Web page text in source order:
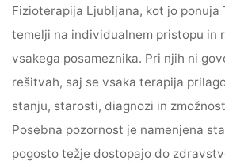
Fizioterapija Ljubljana, kot jo ponuja
temelji na individualnem pristopu in
vsakega posameznika. Pri njih ni
rešitvah, saj se vsaka terapija
stanju, starosti, diagnozi in
Posebna pozornost je namenjena
pogosto težje dostopajo do